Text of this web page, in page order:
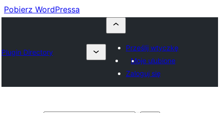
Pobierz WordPressa
Plugin Directory
Prześlij wtyczkę
Moje ulubione
Zaloguj się